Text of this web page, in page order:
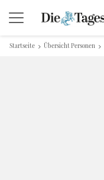
Startseite Übersicht Personen